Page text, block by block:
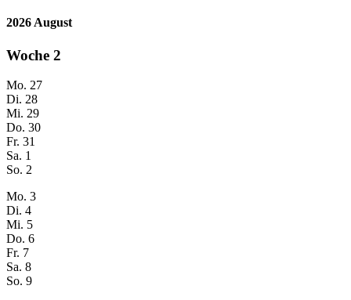
2026 August
Woche 2
Mo. 27
Di. 28
Mi. 29
Do. 30
Fr. 31
Sa. 1
So. 2
Mo. 3
Di. 4
Mi. 5
Do. 6
Fr. 7
Sa. 8
So. 9